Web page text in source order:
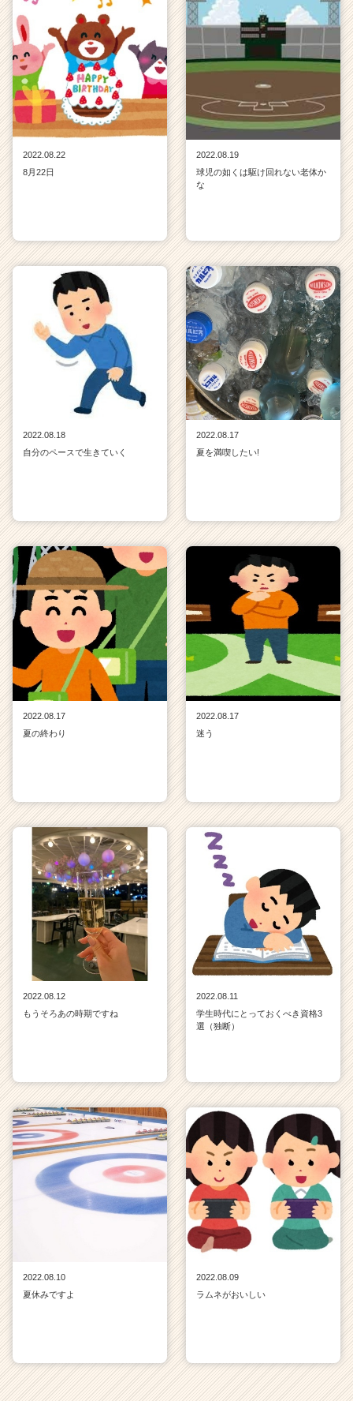
2022.08.22
8月22日
2022.08.19
球児の如くは駆け回れない老体か
な
2022.08.18
自分のペースで生きていく
2022.08.17
夏を満喫したい!
2022.08.17
夏の終わり
2022.08.17
迷う
2022.08.12
もうそろあの時期ですね
2022.08.11
学生時代にとっておくべき資格3
選（独断）
2022.08.10
夏休みですよ
2022.08.09
ラムネがおいしい